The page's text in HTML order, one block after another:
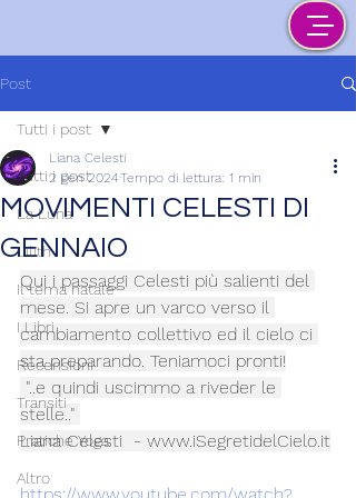
Post
Tutti i post
La Luna
Lilith
Il tema natale
I Libri
Recensioni
Transiti
Pratiche Yoga
Altro
Tutti i post
MOVIMENTI CELESTI DI
GENNAIO
Liana Celesti
2 gen 2024Tempo di lettura: 1 min
Qui i passaggi Celesti più salienti del
mese. Si apre un varco verso il
cambiamento collettivo ed il cielo ci
sta preparando. Teniamoci pronti!
stelle.."
Liana Celesti  - www.iSegretidelCielo.it